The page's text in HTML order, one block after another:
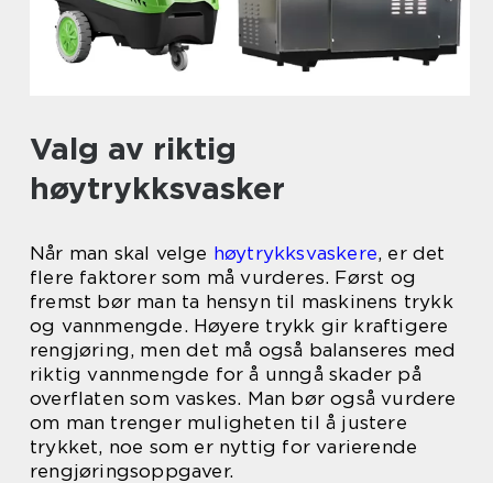
Valg av riktig
høytrykksvasker
Når man skal velge høytrykksvaskere, er det
flere faktorer som må vurderes. Først og
fremst bør man ta hensyn til maskinens trykk
og vannmengde. Høyere trykk gir kraftigere
rengjøring, men det må også balanseres med
riktig vannmengde for å unngå skader på
overflaten som vaskes. Man bør også vurdere
om man trenger muligheten til å justere
trykket, noe som er nyttig for varierende
rengjøringsoppgaver.